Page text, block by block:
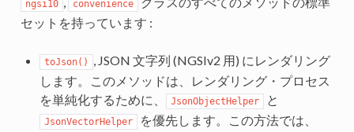
ngsi10 convenience
セットを持っています :
toJson()
, JSON 文字列 (NGSIv2 用) にレンダリング
します。このメソッドは、レンダリング・プロセス
を単純化するために、
JsonObjectHelper と
JsonVectorHelper を優先します。この方法では、